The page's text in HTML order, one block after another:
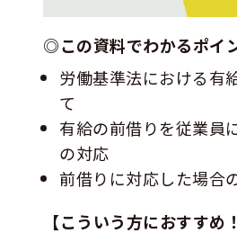
◎この資料でわかるポイ
労働基準法における有
て
有給の前借りを従業員
の対応
前借りに対応した場合
【こういう方におすすめ！